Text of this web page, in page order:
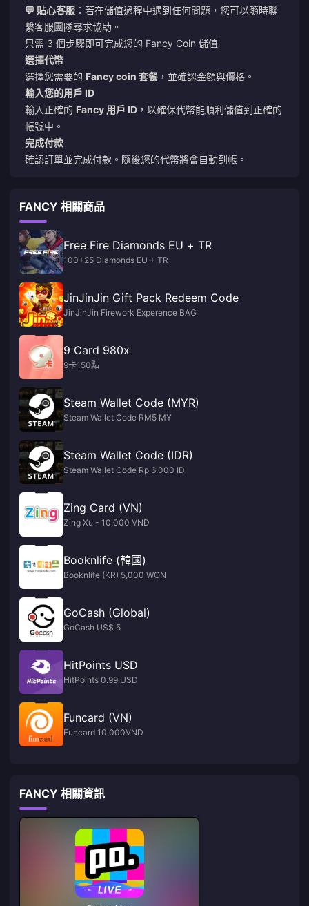
💬 貼心客服 ：若在儲值過程中遇到任何問題，您可以隨時聯
繫客服團隊尋求協助。
只需 3 個步驟即可完成您的 Fancy Coin 儲值
選擇代幣
選擇您需要的 Fancy coin 套餐 ，並確認金額與價格。
輸入您的用戶 ID
輸入正確的 Fancy 用戶 ID ，以確保代幣能順利儲值到正確的
帳號中。
完成付款
確認訂單並完成付款。隨後您的代幣將會自動到帳。
FANCY 相關商品
Free Fire Diamonds EU + TR
100+25 Diamonds EU + TR
JinJinJin Gift Pack Redeem Code
JinJinJin Firework Experence BAG
9 Card 980x
9卡150點
Steam Wallet Code (MYR)
Steam Wallet Code RM5 MY
Steam Wallet Code (IDR)
Steam Wallet Code Rp 6,000 ID
Zing Card (VN)
Zing Xu - 10,000 VND
Booknlife (韓國)
Booknlife (KR) 5,000 WON
GoCash (Global)
GoCash US$ 5
HitPoints USD
HitPoints 0.99 USD
Funcard (VN)
Funcard 10,000VND
FANCY 相關資訊